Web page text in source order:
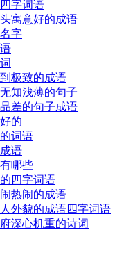
字词语
寓意好的成语
字
极致的成语
知浅薄的句子
差的句子成语
的
词语
语
哪些
四字词语
热闹的成语
外貌的成语四字词语
深心机重的诗词